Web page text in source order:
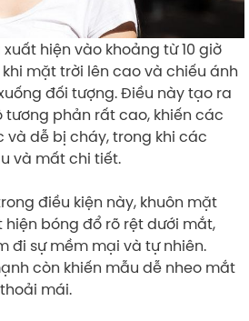
hiện vào khoảng từ 10 giờ
mặt trời lên cao và chiếu ánh
đối tượng. Điều này tạo ra
tương phản rất cao, khiến các
và dễ bị cháy, trong khi các
và mất chi tiết.
điều kiện này, khuôn mặt
bóng đổ rõ rệt dưới mắt,
đi sự mềm mại và tự nhiên.
còn khiến mẫu dễ nheo mắt
mái.